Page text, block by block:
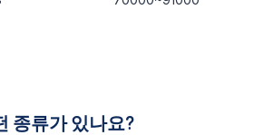
종류가 있나요?